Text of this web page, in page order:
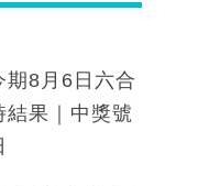
期8月6日六合
結果｜中獎號